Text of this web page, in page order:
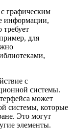
графическим
информации,
требует
для
с
системы.
может
системы, которые
Это могут
элементы.